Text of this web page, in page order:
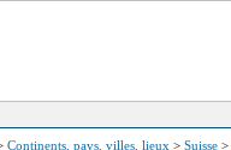
Continents, pays, villes, lieux > Suisse >